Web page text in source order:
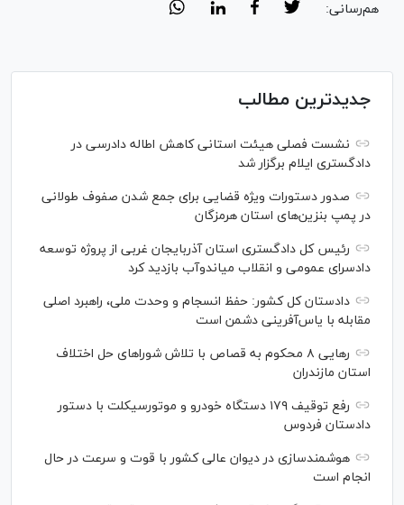
هم‌رسانی:
جدیدترین مطالب
نشست فصلی هیئت استانی کاهش اطاله دادرسی در
دادگستری ایلام برگزار شد
صدور دستورات ویژه قضایی برای جمع شدن صفوف طولانی
در پمپ بنزین‌های استان هرمزگان
رئیس کل دادگستری استان آذربایجان غربی از پروژه توسعه
دادسرای عمومی و انقلاب میاندوآب بازدید کرد
دادستان کل کشور: حفظ انسجام و وحدت ملی، راهبرد اصلی
مقابله با یاس‌آفرینی دشمن است
رهایی ۸ محکوم به قصاص با تلاش شورا‌های حل اختلاف
استان مازندران
رفع توقیف ۱۷۹ دستگاه خودرو و موتورسیکلت با دستور
دادستان فردوس
هوشمندسازی در دیوان عالی کشور با قوت و سرعت در حال
انجام است